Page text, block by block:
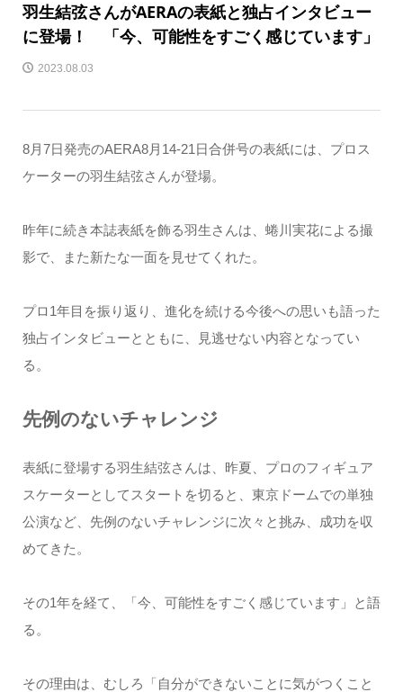
羽生結弦さんがAERAの表紙と独占インタビュー
に登場！ 「今、可能性をすごく感じています」
2023.08.03
8月7日発売のAERA8月14-21日合併号の表紙には、プロス
ケーターの羽生結弦さんが登場。
昨年に続き本誌表紙を飾る羽生さんは、蜷川実花による撮
影で、また新たな一面を見せてくれた。
プロ1年目を振り返り、進化を続ける今後への思いも語った
独占インタビューとともに、見逃せない内容となってい
る。
先例のないチャレンジ
表紙に登場する羽生結弦さんは、昨夏、プロのフィギュア
スケーターとしてスタートを切ると、東京ドームでの単独
公演など、先例のないチャレンジに次々と挑み、成功を収
めてきた。
その1年を経て、「今、可能性をすごく感じています」と語
る。
その理由は、むしろ「自分ができないことに気がつくこと